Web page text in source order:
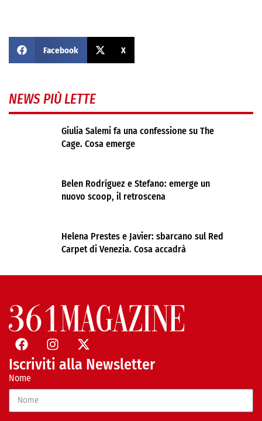
Facebook X
NEWS PIÙ LETTE
Giulia Salemi fa una confessione su The
Cage. Cosa emerge
Belen Rodríguez e Stefano: emerge un
nuovo scoop, il retroscena
Helena Prestes e Javier: sbarcano sul Red
Carpet di Venezia. Cosa accadrà
Iscriviti alla Newsletter
Nome